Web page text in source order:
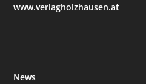
www.verlagholzhausen.at
News